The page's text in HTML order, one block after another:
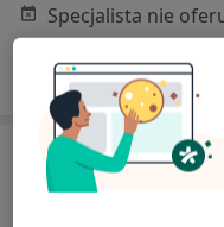
Poproś o wizytę